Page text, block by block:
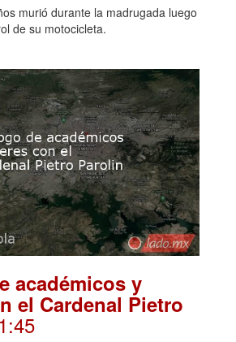
murió durante la madrugada luego
de su motocicleta.
académicos y
el Cardenal Pietro